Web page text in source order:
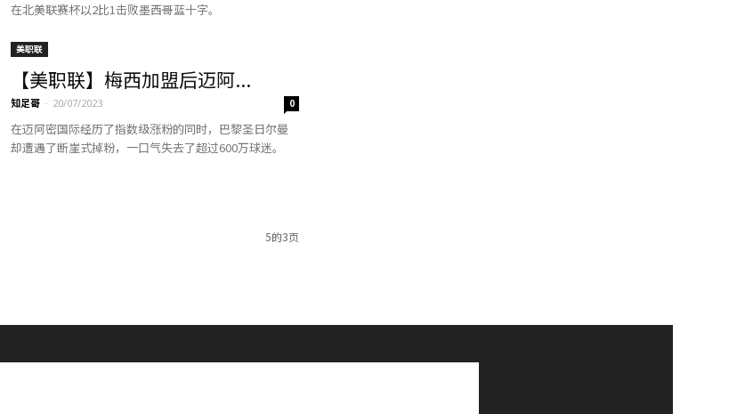
在北美联赛杯以2比1击败墨西哥蓝十字。
美职联
【美职联】梅西加盟后迈阿...
知足哥 - 20/07/2023 0
在迈阿密国际经历了指数级涨粉的同时，巴黎圣日尔曼
却遭遇了断崖式掉粉，一口气失去了超过600万球迷。
5的3页